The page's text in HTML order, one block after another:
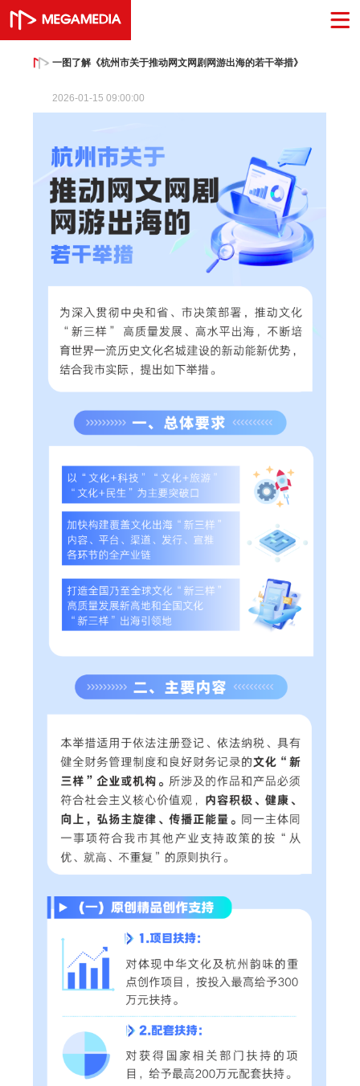
一图了解《杭州市关于推动网文网剧网游出海的若干举措》
2026-01-15 09:00:00